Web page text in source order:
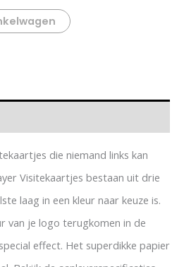
die niemand links kan
Visitekaartjes bestaan uit drie
laag in een kleur naar keuze is.
van je logo terugkomen in de
effect. Het superdikke papier